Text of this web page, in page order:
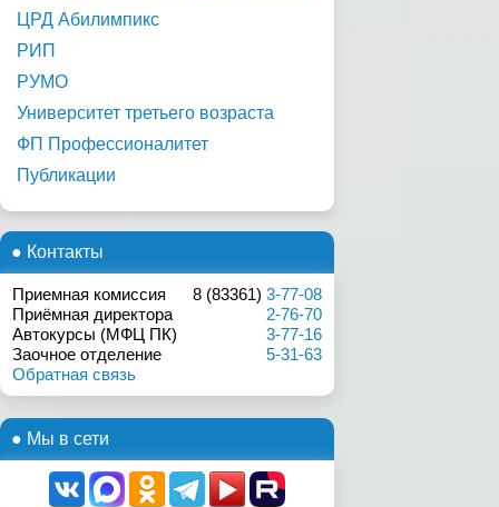
ЦРД Абилимпикс
РИП
РУМО
Университет третьего возраста
ФП Профессионалитет
Публикации
● Контакты
Приемная комиссия 8 (83361) 3-77-08
Приёмная директора
2-76-70
Автокурсы (МФЦ ПК)
3-77-16
Заочное отделение
5-31-63
Обратная связь
● Мы в сети